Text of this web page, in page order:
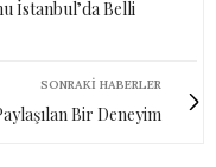
İstanbul’da Belli
SONRAKI HABERLER
Bir Deneyim